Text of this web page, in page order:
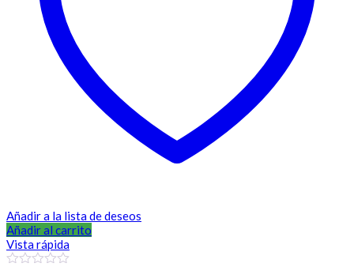
Añadir a la lista de deseos
Añadir al carrito
Vista rápida